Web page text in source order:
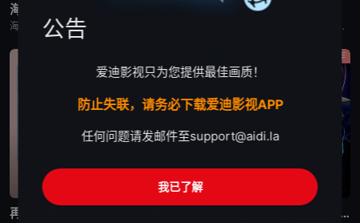
海贼王 我独自盗墓
日韩动漫《我独自盗墓》又名：盗墓王,盗掘王,Tomb Raider King,トウクツオウ,도굴왕，讲述了：2025年，世界各处惊现古墓，获得墓中“宝物”之人便能获得先人的异能，全世界为获得宝物而疯狂
再见菈菈
已完结
动作
已完结
北斗神拳 -Fist of the North Star-
公告
爱迪影视只为您提供最佳画质！
防止失联，请务必下载爱迪影视APP
任何问题请发邮件至support@aidi.la
我已了解